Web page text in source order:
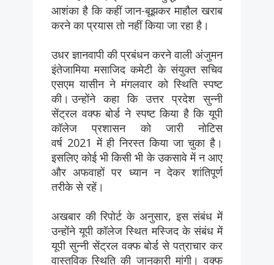
आशंका है कि कहीं जान-बूझकर माहौल खराब
करने का प्रयास तो नहीं किया जा रहा है।
उधर ज्ञानवापी की प्रबंधन करने वाली अंजुमन
इंतेजामिया मसाजिद कमेटी के संयुक्त सचिव
एसएम यासीन ने मंगलवार को स्थिति स्पष्ट
की। उन्होंने कहा कि उत्तर प्रदेश सुन्नी
सेंट्रल वक्फ बोर्ड ने स्पष्ट किया है कि यूपी
कॉलेज प्रशासन को जारी नोटिस
वर्ष 2021 में ही निरस्त किया जा चुका है।
इसलिए कोई भी किसी भी के उकसावे में न आए
और अफवाहों पर ध्यान न देकर शांतिपूर्ण
तरीके से रहें।
अखबार की रिपोर्ट के अनुसार, इस संबंध में
उन्होंने यूपी कॉलेज स्थित मस्जिद के संबंध में
यूपी सुन्नी सेंट्रल वक्फ बोर्ड से पत्राचार कर
वास्तविक स्थिति की जानकारी मांगी। वक्फ